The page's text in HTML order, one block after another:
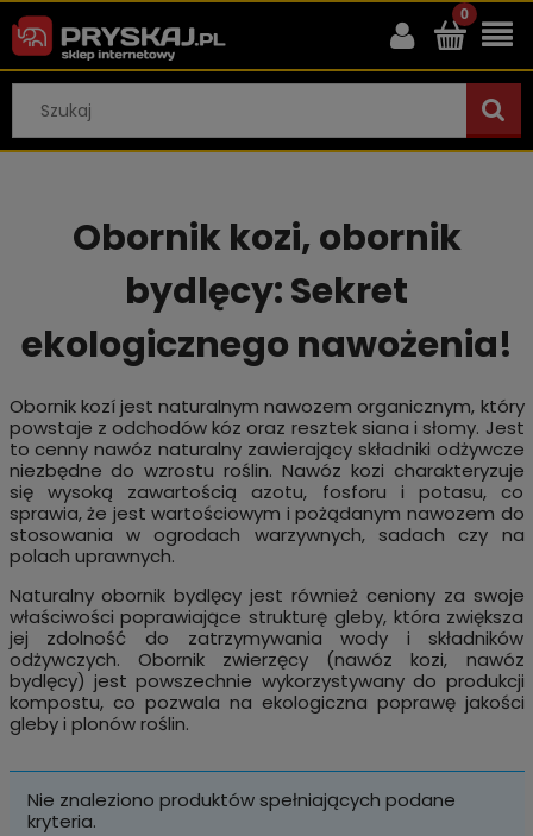
Obornik kozi, obornik
bydlęcy: Sekret
ekologicznego nawożenia!
Obornik kozí jest naturalnym nawozem organicznym, który
powstaje z odchodów kóz oraz resztek siana i słomy. Jest
to cenny nawóz naturalny zawierający składniki odżywcze
niezbędne do wzrostu roślin. Nawóz kozi charakteryzuje
się wysoką zawartością azotu, fosforu i potasu, co
sprawia, że jest wartościowym i pożądanym nawozem do
stosowania w ogrodach warzywnych, sadach czy na
polach uprawnych.
Naturalny obornik bydlęcy jest również ceniony za swoje
właściwości poprawiające strukturę gleby, która zwiększa
jej zdolność do zatrzymywania wody i składników
odżywczych. Obornik zwierzęcy (nawóz kozi, nawóz
bydlęcy) jest powszechnie wykorzystywany do produkcji
kompostu, co pozwala na ekologiczna poprawę jakości
gleby i plonów roślin.
Nie znaleziono produktów spełniających podane
kryteria.